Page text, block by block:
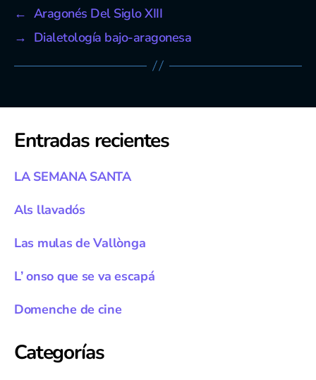
← Aragonés Del Siglo XIII
→ Dialetología bajo-aragonesa
Entradas recientes
LA SEMANA SANTA
Als llavadós
Las mulas de Vallònga
L’ onso que se va escapá
Domenche de cine
Categorías